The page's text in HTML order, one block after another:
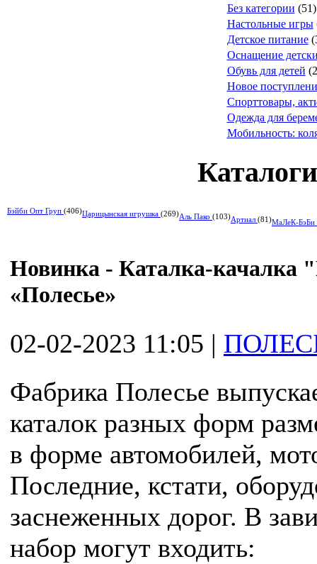
Без категории (51)
Настольные игры
Детское питание
Оснащение
Обувь для детей
Новое
Спорттовары,
Одежда для
Мобильность:
Бэйби Опт Груп (406)Царицынская игрушка (269)Аль Пако (103)Артиал (81)МаЛеК-БэБи
Новинка - Каталка-качалка
«Полесье»
02-02-2023 11:05 |
Фабрика Полесье
каталок разных форм
в форме автомобилей,
Последние, кстати,
заснеженных дорог. В
набор могут входить: